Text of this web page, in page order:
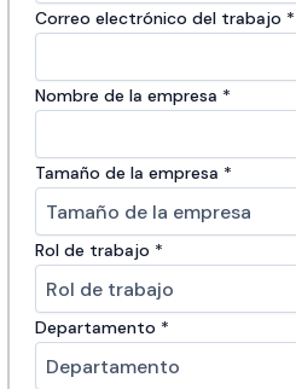
Correo electrónico del trabajo *
Nombre de la empresa​​ *
Tamaño de la empresa *
Rol de trabajo *
Departamento *